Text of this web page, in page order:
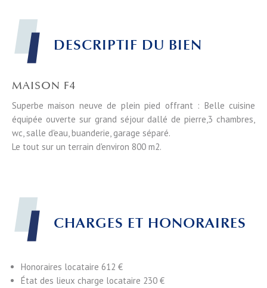
DESCRIPTIF DU BIEN
MAISON F4
Superbe maison neuve de plein pied offrant : Belle cuisine
équipée ouverte sur grand séjour dallé de pierre,3 chambres,
wc, salle d'eau, buanderie, garage séparé.
Le tout sur un terrain d'environ 800 m2.
CHARGES ET HONORAIRES
Honoraires locataire 612 €
État des lieux charge locataire 230 €